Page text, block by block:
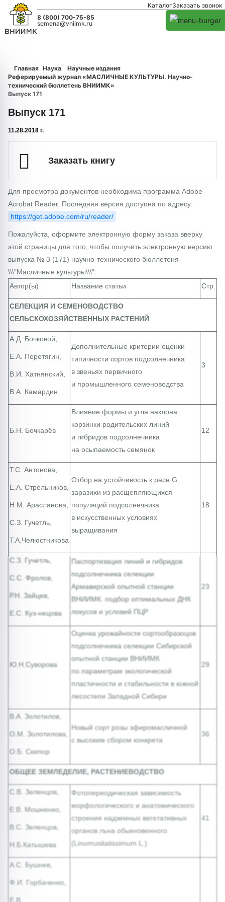
КаталогЗаказать звонок
8 (800) 700-75-85
semena@vniimk.ru
Главная Наука
Научные издания
Реферируемый журнал «МАСЛИЧНЫЕ КУЛЬТУРЫ. Научно-
технический бюллетень ВНИИМК»
Выпуск 171
Выпуск 171
11.28.2018 г.
Заказать книгу
Для просмотра документов необходима программа Adobe
Acrobat Reader. Последняя версия доступна по адресу:
https://get.adobe.com/ru/reader/
Пожалуйста, оформите электронную форму заказа вверху
этой страницы для того, чтобы получить электронную версию
выпуска № 3 (171) научно-технического бюллетеня
\\\"Масличные культуры\\\".
Автор(ы)
Название статьи Стр.
СЕЛЕКЦИЯ И СЕМЕНОВОДСТВО
СЕЛЬСКОХОЗЯЙСТВЕННЫХ РАСТЕНИЙ
А.Д. Бочковой,
Е.А. Перетягин,
В.И. Хатнянский,
В.А. Камардин
Дополнительные критерии оценки
типичности сортов подсолнечника
в звеньях первичного
и промышленного семеноводства
3
Б.Н. Бочкарёв
Влияние формы и угла наклона
корзинки родительских линий
и гибридов подсолнечника
на осыпаемость семянок
12
Т.С. Антонова,
Е.А. Стрельников,
Н.М. Арасланова,
С.З. Гучетль,
Т.А.Челюстникова
Отбор на устойчивость к расе G
заразихи из расщепляющихся
популяций подсолнечника
в искусственных условиях
выращивания
18
С.З. Гучетль,
С.С. Фролов,
Р.Н. Зайцев,
Е.С. Куз-нецова
Паспортизация линий и гибридов
подсолнечника селекции
Армавирской опытной станции
ВНИИМК: подбор оптимальных ДНК
локусов и условий ПЦР
23
Ю.Н.Суворова
Оценка урожайности сортообразоцов
подсолнечника селекции Сибирской
опытной станции ВНИИМК
по параметрам экологической
пластичности и стабильности в южной
лесостепи Западной Сибири
29
В.А. Золотилов,
О.М. Золотилова,
О.Б. Скипор
Новый сорт розы эфиромасличной
с высоким сбором конкрета
36
ОБЩЕЕ ЗЕМЛЕДЕЛИЕ, РАСТЕНИЕВОДСТВО
С.В. Зеленцов,
Е.В. Мошненко,
В.С. Зеленцов,
Н.Б.Катышева
Фотопериодическая зависимость
морфологического и анатомического
строения надземных вегетативных
органов льна обыкновенного
(Linumusitatissimum L.)
41
А.С. Бушнев,
Ф.И. Горбаченко,
Е.В.